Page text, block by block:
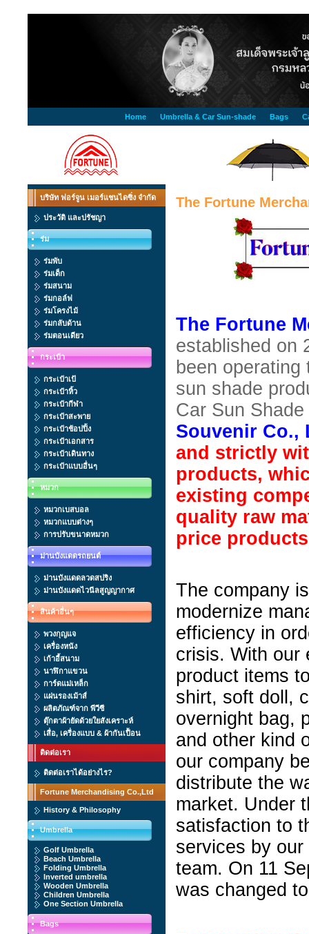
Home Umbrella & Car Sun-shade Bags
บริษัท ฟอร์จูน เมอร์แชนไดซิ่ง จำกัด
ประวัติ และปรัชญา
ร่ม
ร่มพับ
ร่มเด็ก
ร่มสนาม
ร่มกอล์ฟ
ร่มโครงไม้
ร่มกลับด้าน
ร่มตอนเดียว
กระเป๋า
กระเป๋าเป้
กระเป๋าหิ้ว
กระเป๋ากีฬา
กระเป๋าสะพาย
กระเป๋าช้อปปิ้ง
กระเป๋าเอกสาร
กระเป๋าเดินทาง
กระเป๋าแบบอื่นๆ
หมวก
หมวกเบสบอล
หมวกแบบต่างๆ
การปรับขนาดหมวก
ม่านบังแดดรถยนต์
ม่านบังแดดลวดสปริง
ม่านบังแดดไวนีลสูญญากาศ
สินค้าอื่นๆ
พวงกุญแจ
เครื่องหนัง
เก้าอี้สนาม
นาฬิกาแขวน
การ์ดแม่เหล็ก
แผ่นรองเม้าส์
ผลิตภัณฑ์จาก พีวีซี
ตุ๊กตาผ้ายัดด้วยใยสังเคราะห์
เสื่อ, เครื่องแบบ & ผ้ากันเปื้อน
ติดต่อเรา
ติดต่อเราได้อย่างไร?
Fortune Merchandising Co.,Ltd
History & Philosophy
Umbrella
Golf Umbrella
Beach Umbrella
Folding Umbrella
Inverted umbrella
Wooden Umbrella
Children Umbrella
One Section Umbrella
Bags
The Fortune
The Fortune
established on
been
sun shade
Car Sun
Souvenir Co.,
and strictly
products,
existing
quality raw
price
The company
modernize
efficiency in
crisis. With our
product items
shirt, soft doll,
overnight bag,
and other kind
our company
distribute the
market. Under
satisfaction to
services by
team. On 11
was changed to